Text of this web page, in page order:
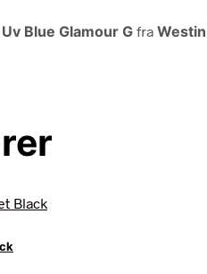
Blue Glamour G fra Westin